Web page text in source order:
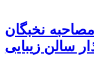
نخبگان
سالن زیبایی